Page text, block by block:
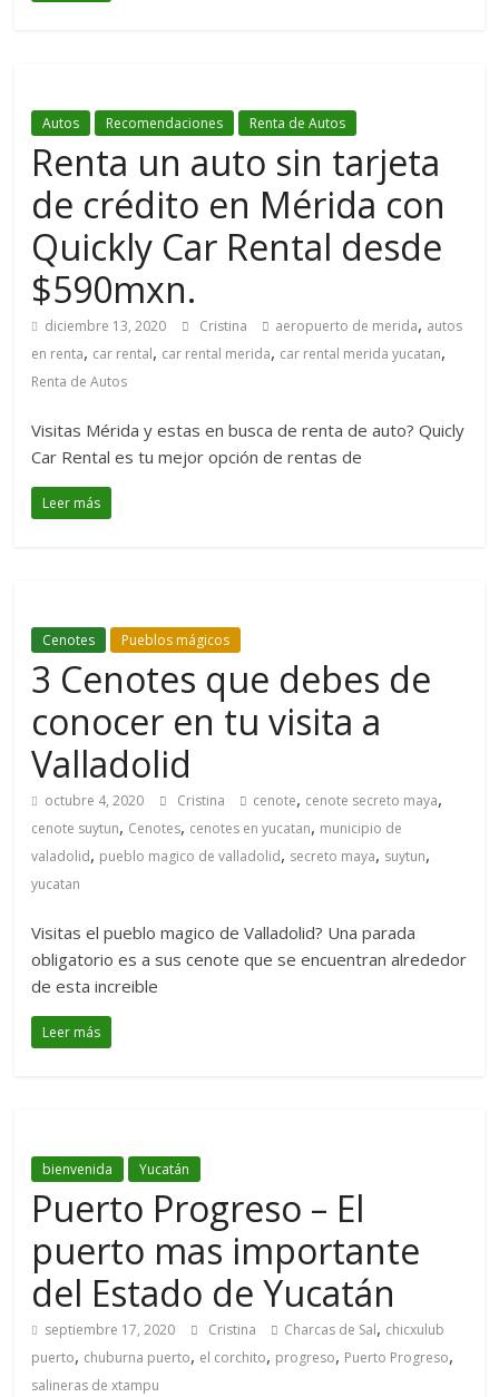
Autos Recomendaciones Renta de Autos
Renta un auto sin tarjeta
de crédito en Mérida con
Quickly Car Rental desde
$590mxn.
diciembre 13, 2020 Cristina aeropuerto de merida, autos
en renta, car rental, car rental merida, car rental merida yucatan,
Renta de Autos
Visitas Mérida y estas en busca de renta de auto? Quicly
Car Rental es tu mejor opción de rentas de
Leer más
Cenotes Pueblos mágicos
3 Cenotes que debes de
conocer en tu visita a
Valladolid
octubre 4, 2020 Cristina cenote, cenote secreto maya,
cenote suytun, Cenotes, cenotes en yucatan, municipio de
valadolid, pueblo magico de valladolid, secreto maya, suytun,
yucatan
Visitas el pueblo magico de Valladolid? Una parada
obligatorio es a sus cenote que se encuentran alrededor
de esta increible
Leer más
bienvenida Yucatán
Puerto Progreso – El
puerto mas importante
del Estado de Yucatán
septiembre 17, 2020 Cristina Charcas de Sal, chicxulub
puerto, chuburna puerto, el corchito, progreso, Puerto Progreso,
salineras de xtampu